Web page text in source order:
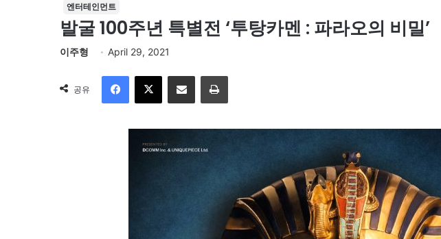
엔터테인먼트
발굴 100주년 특별전 ‘투탕카멘 : 파라오의 비밀’
이주형 April 29, 2021
공유
이메일